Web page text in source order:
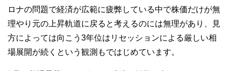
ロナの問題で経済が広範に疲弊している中で株価だけが無
理やり元の上昇軌道に戻ると考えるのには無理があり、見
方によっては向こう3年位はリセッションによる厳しい相
場展開が続くという観測もではじめています。